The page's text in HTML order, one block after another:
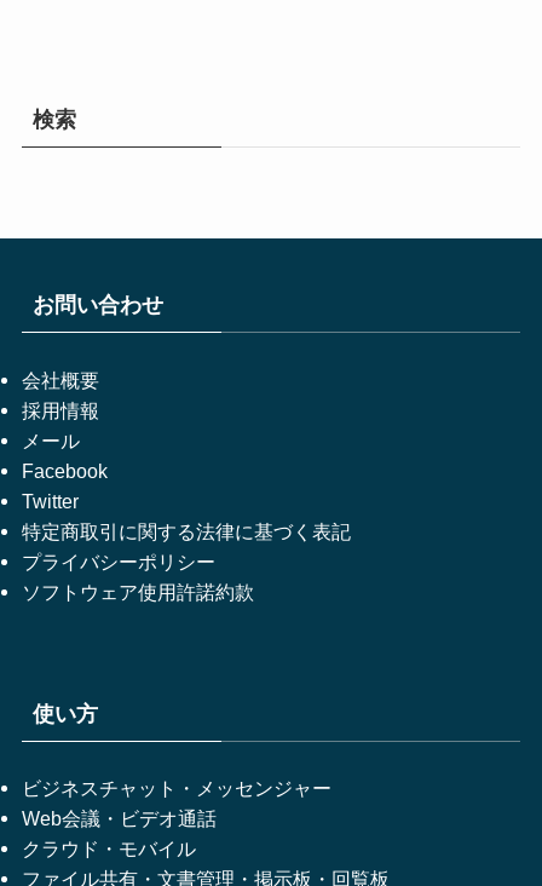
検索
お問い合わせ
会社概要
採用情報
メール
Facebook
Twitter
特定商取引に関する法律に基づく表記
プライバシーポリシー
ソフトウェア使用許諾約款
使い方
ビジネスチャット・メッセンジャー
Web会議・ビデオ通話
クラウド・モバイル
ファイル共有・文書管理・掲示板・回覧板